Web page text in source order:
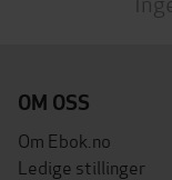
OM OSS
Om Ebok.no
Ledige stillinger